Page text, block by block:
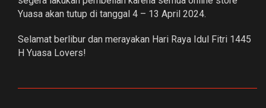
Yuasa akan tutup di tanggal 4 – 13 April 2024.
Selamat berlibur dan merayakan Hari Raya Idul Fitri 1445
H Yuasa Lovers!